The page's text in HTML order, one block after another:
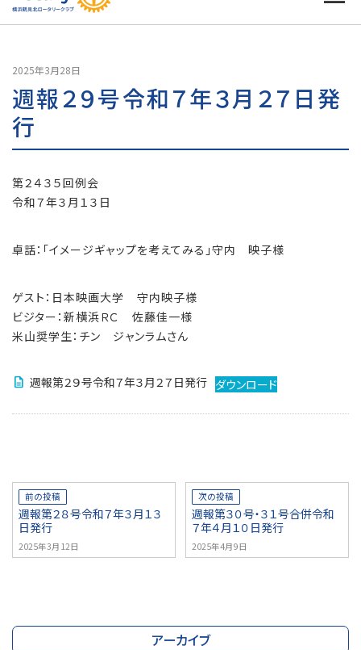
2025年3月28日
週報２９号令和７年３月２７日発
行
第２４３５回例会
令和７年３月１３日
卓話：「イメージギャップを考えてみる」守内 映子様
ゲスト：日本映画大学 守内映子様
ビジター：新横浜ＲＣ 佐藤佳一様
米山奨学生：チン ジャンラムさん
週報第２９号令和７年３月２７日発行 ダウンロード
前の投稿
週報第２８号令和７年３月１３
日発行
2025年3月12日
次の投稿
週報第３０号・３１号合併令和
７年４月１０日発行
2025年4月9日
アーカイブ